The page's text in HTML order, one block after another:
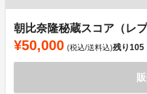
朝比奈隆秘蔵スコア（レプ
¥50,000 (税込/送料込)残り105